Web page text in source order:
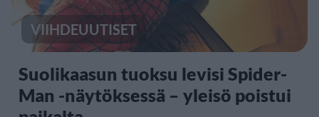
VIIHDEUUTISET
Suolikaasun tuoksu levisi Spider-
Man -näytöksessä – yleisö poistui